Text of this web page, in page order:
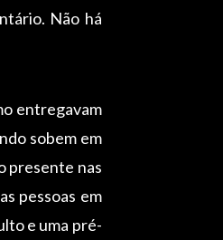
Não há
entregavam
sobem em
presente nas
pessoas em
e uma pré-